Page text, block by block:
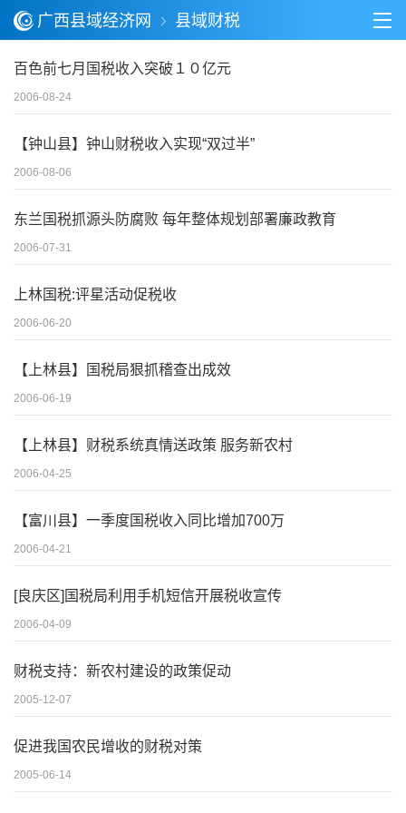
广西县域经济网 县域财税
百色前七月国税收入突破１０亿元
2006-08-24
【钟山县】钟山财税收入实现“双过半”
2006-08-06
东兰国税抓源头防腐败 每年整体规划部署廉政教育
2006-07-31
上林国税:评星活动促税收
2006-06-20
【上林县】国税局狠抓稽查出成效
2006-06-19
【上林县】财税系统真情送政策 服务新农村
2006-04-25
【富川县】一季度国税收入同比增加700万
2006-04-21
[良庆区]国税局利用手机短信开展税收宣传
2006-04-09
财税支持：新农村建设的政策促动
2005-12-07
促进我国农民增收的财税对策
2005-06-14